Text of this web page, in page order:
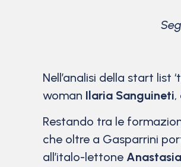
Nell’analisi della start list
woman Ilaria Sanguineti,
Restando tra le
che oltre a Gasparrini
all’italo-lettone